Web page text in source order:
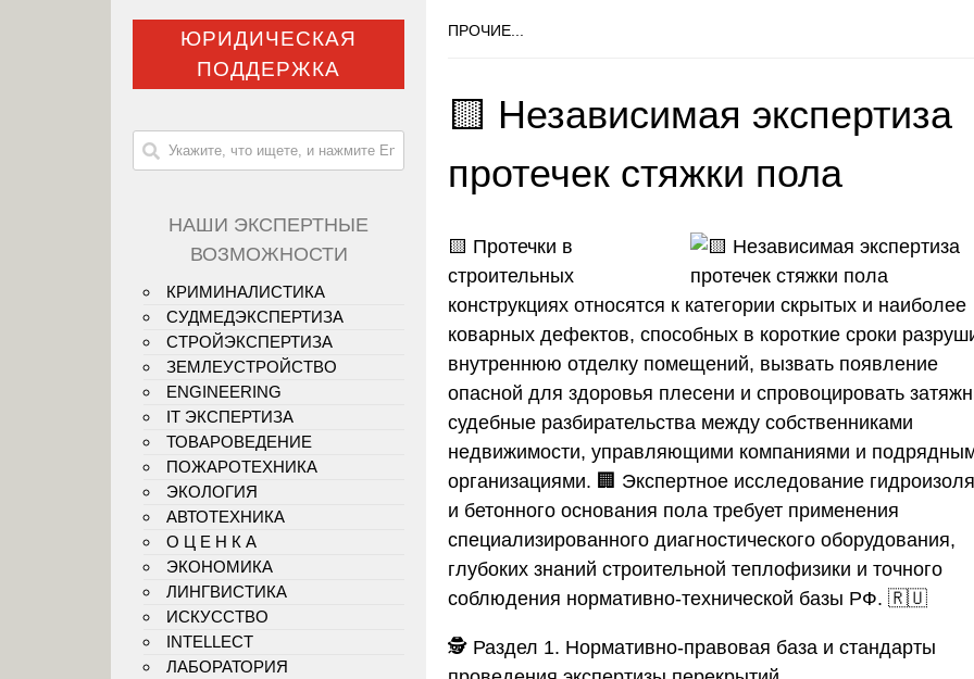
ПРОЧИЕ...
🟨 Независимая экспертиза
протечек стяжки пола
🟨 Протечки в
строительных
конструкциях относятся к категории скрытых и наиболее
коварных дефектов, способных в короткие сроки
внутреннюю отделку помещений, вызвать появление
опасной для здоровья плесени и спровоцировать
судебные разбирательства между собственниками
недвижимости, управляющими компаниями и
организациями. 🏢 Экспертное исследование
и бетонного основания пола требует применения
специализированного диагностического оборудования,
глубоких знаний строительной теплофизики и точного
соблюдения нормативно-технической базы РФ. 🇷🇺
🕵️ Раздел 1. Нормативно-правовая база и стандарты
ЮРИДИЧЕСКАЯ
ПОДДЕРЖКА
НАШИ ЭКСПЕРТНЫЕ
ВОЗМОЖНОСТИ
КРИМИНАЛИСТИКА
СУДМЕДЭКСПЕРТИЗА
СТРОЙЭКСПЕРТИЗА
ЗЕМЛЕУСТРОЙСТВО
ENGINEERING
IT ЭКСПЕРТИЗА
ТОВАРОВЕДЕНИЕ
ПОЖАРОТЕХНИКА
ЭКОЛОГИЯ
АВТОТЕХНИКА
О Ц Е Н К А
ЭКОНОМИКА
ЛИНГВИСТИКА
ИСКУССТВО
INTELLECT
ЛАБОРАТОРИЯ